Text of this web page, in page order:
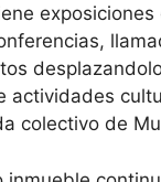
exposiciones
actividades
colectivo de